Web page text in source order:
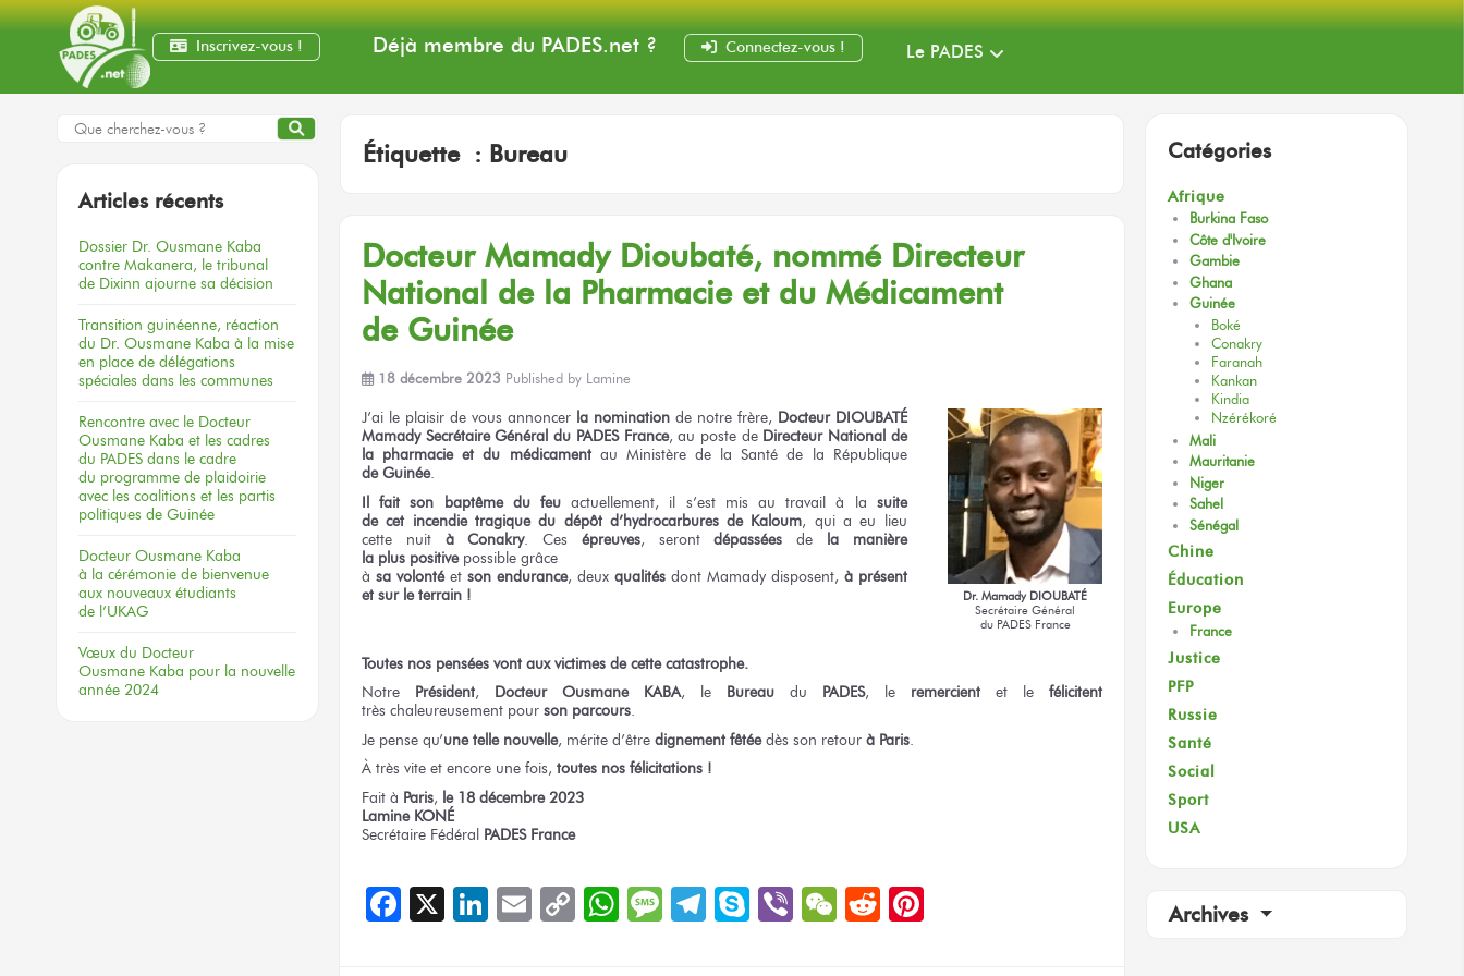
Inscrivez-vous ! Déjà membre du PADES.net? Connectez-vous ! Le PADES
Étiquette : Bureau
Docteur Mamady Dioubaté, nommé Directeur
National de la Pharmacie et du Médicament
de Guinée
18 décembre 2023 Published by Lamine
J’ai le plaisir de vous annoncer la nomination de notrefrère, Docteur DIOUBATÉ
Mamady Secrétaire Général du PADESFrance,au poste de DirecteurNational de
la pharmacieet du médicament au Ministère de la Santé de la République
de Guinée.
Il faitson baptême du feu actuellement, il s’est mis au travail à la suite
de cet incendietragiquedu dépôtd’hydrocarburesde Kaloum, qui a eu lieu
cette nuit
à Conakry. Ces épreuves, serontdépassées de la manière
la plus positivepossible grâce
à sa volonté et son endurance, deux qualités dont Mamadydisposent, à présent
et sur le terrain !
Dr. Mamady DIOUBATÉ
Secrétaire Général
du PADES France
Toutes nos pensées vont aux victimes de cette catastrophe.
Notre Président, Docteur Ousmane KABA, le Bureau du PADES, le remercient et le félicitent
très chaleureusement pour son parcours.
Je pense qu’une telle nouvelle, mérite d’être dignement fêtée dès son retour à Paris.
À très vite et encore une fois, toutes nos félicitations !
Fait à Paris, le 18 décembre 2023
Lamine KONÉ
Secrétaire Fédéral PADES France
Facebook
X LinkedIn
EmailCopyWhatsApp
Message
Telegram
SkypeViberWeChat
Reddit
Articles récents
Dossier Dr. Ousmane Kaba
contre Makanera, le tribunal
de Dixinn ajourne sa décision
Transition guinéenne, réaction
du Dr. Ousmane Kaba à la mise
en place de délégations
spéciales dans les communes
Rencontre avec le Docteur
Ousmane Kaba et les cadres
du PADES dans le cadre
du programme de plaidoirie
avec les coalitions et les partis
politiques de Guinée
Docteur Ousmane Kaba
à la cérémonie de bienvenue
aux nouveaux étudiants
de l’UKAG
Vœux du Docteur
Ousmane Kaba pour la nouvelle
année 2024
Catégories
Afrique
Burkina Faso
Côte d'Ivoire
Gambie
Ghana
Guinée
Boké
Conakry
Faranah
Kankan
Kindia
Nzérékoré
Mali
Mauritanie
Niger
Sahel
Sénégal
Chine
Éducation
Europe
France
Justice
PFP
Russie
Santé
Social
Sport
USA
Archives